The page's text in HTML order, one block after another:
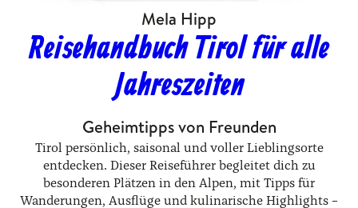
Mela Hipp
Reisehandbuch Tirol für alle
Jahreszeiten
Geheimtipps von Freunden
Tirol persönlich, saisonal und voller Lieblingsorte
entdecken. Dieser Reiseführer begleitet dich zu
besonderen Plätzen in den Alpen, mit Tipps für
Wanderungen, Ausflüge und kulinarische Highlights –